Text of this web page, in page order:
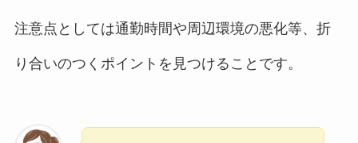
注意点としては通勤時間や周辺環境の悪化等、折
り合いのつくポイントを見つけることです。